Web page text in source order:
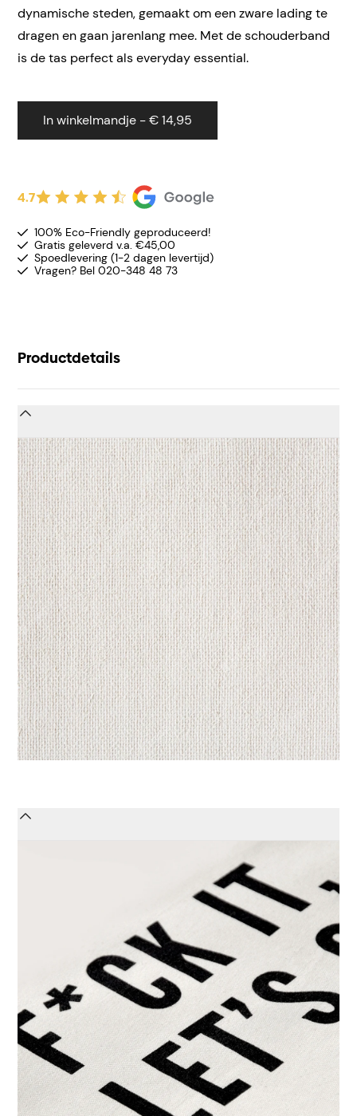
dynamische steden, gemaakt om een zware lading te
dragen en gaan jarenlang mee. Met de schouderband
is de tas perfect als everyday essential.
In winkelmandje - € 14,95
4.7
100% Eco-Friendly geproduceerd!
Gratis geleverd v.a. €45,00
Spoedlevering (1-2 dagen levertijd)
Vragen? Bel 020-348 48 73
Productdetails